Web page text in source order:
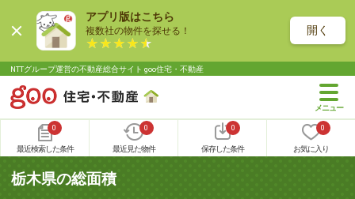
アプリ版はこちら
複数社の物件を探せる！ 開く
NTTグループ運営の不動産総合サイト goo住宅・不動産
0
最近検索した条件
0
最近見た物件
0
保存した条件
0
お気に入り
栃木県の総面積